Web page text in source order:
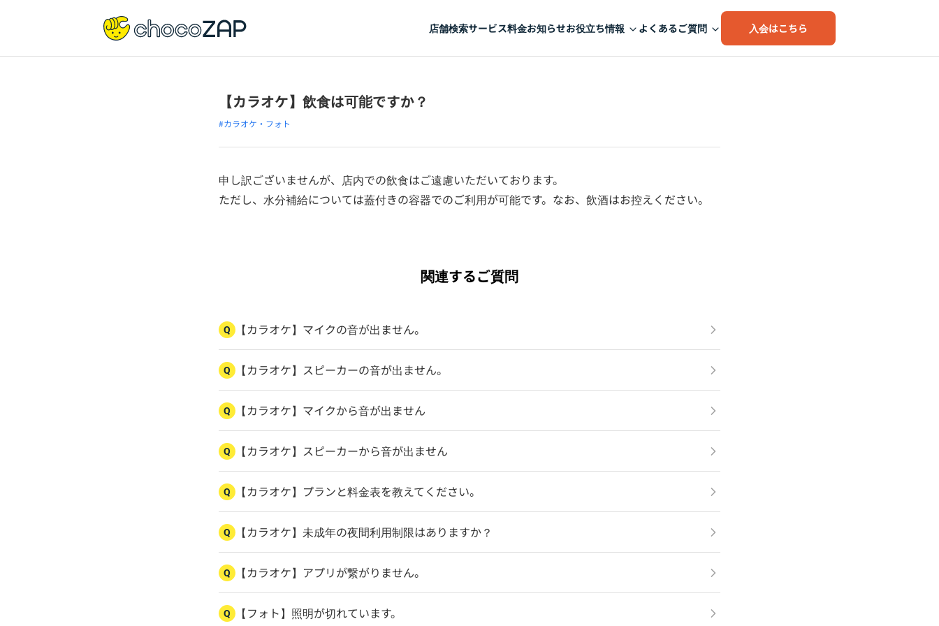
店舗検索サービス料金お知らせお役立ち情報 よくあるご質問 入会はこちら
【カラオケ】飲食は可能ですか？
#カラオケ・フォト
申し訳ございませんが、店内での飲食はご遠慮いただいております。
ただし、水分補給については蓋付きの容器でのご利用が可能です。なお、飲酒はお控えください。
関連するご質問
Q 【カラオケ】マイクの音が出ません。
Q 【カラオケ】スピーカーの音が出ません。
Q 【カラオケ】マイクから音が出ません
Q 【カラオケ】スピーカーから音が出ません
Q 【カラオケ】プランと料金表を教えてください。
Q 【カラオケ】未成年の夜間利用制限はありますか？
Q 【カラオケ】アプリが繋がりません。
Q 【フォト】照明が切れています。